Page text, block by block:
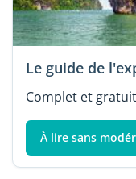
Le guide de
Complet et gratuit
À lire sans